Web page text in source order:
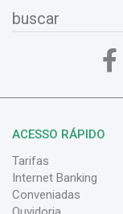
ACESSO RÁPIDO
Tarifas
Internet Banking
Conveniadas